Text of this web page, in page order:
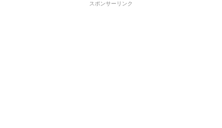
スポンサーリンク